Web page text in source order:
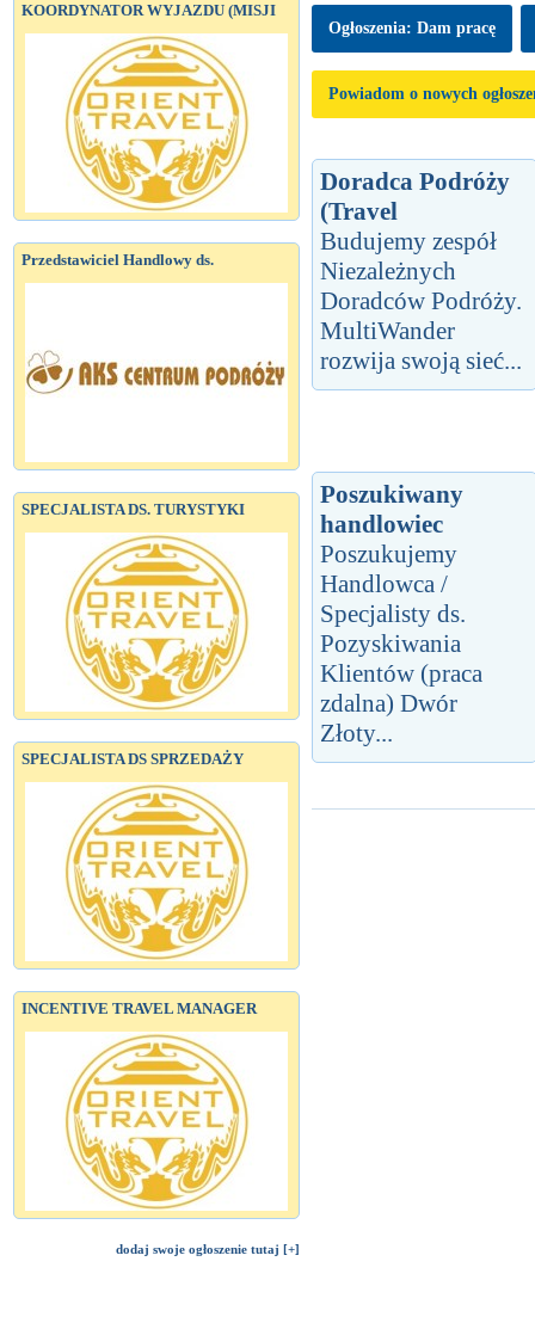
KOORDYNATOR WYJAZDU (MISJI
Przedstawiciel Handlowy ds.
SPECJALISTA DS. TURYSTYKI
SPECJALISTA DS SPRZEDAŻY
INCENTIVE TRAVEL MANAGER
dodaj swoje ogłoszenie tutaj [+]
Ogłoszenia: Dam pracę
Powiadom o nowych
Doradca Podróży
(Travel
Budujemy zespół
Niezależnych
Doradców Podróży.
MultiWander
rozwija swoją sieć...
Poszukiwany
handlowiec
Poszukujemy
Handlowca /
Specjalisty ds.
Pozyskiwania
Klientów (praca
zdalna) Dwór
Złoty...